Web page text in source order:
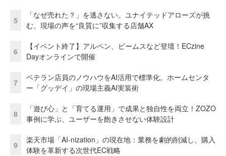
5
「なぜ売れた？」を逃さない。ユナイテッドアローズが挑
む、現場の声を“良質に”収集する店舗AX
6
【イベント終了】アルペン、ビームスなど登壇！ECzine
Dayオンラインで開催
7
ベテラン店員のノウハウをAI活用で標準化。ホームセンタ
ー「グッデイ」の現場主義AI実装術
8
「遊び心」と「育てる運用」で成果と独自性を両立！ZOZO
事例に学ぶ、ユーザーを飽きさせない体験設計
9
楽天市場「AI-nization」の現在地：業務を劇的削減し、購入
体験を革新する次世代EC戦略